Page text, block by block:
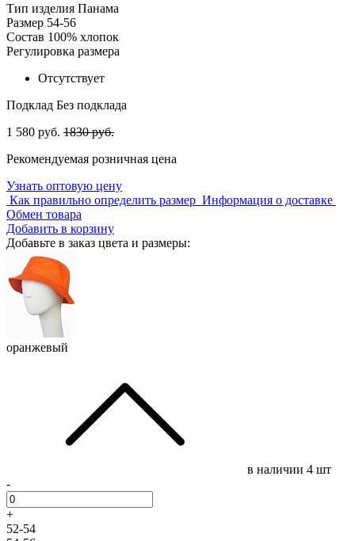
Тип изделия Панама
Размер 54-56
Состав 100% хлопок
Регулировка размера
Отсутствует
Подклад Без подклада
1 580 руб. 1830 руб.
Рекомендуемая розничная цена
Узнать оптовую цену
Как правильно определить размер Информация о доставке
Обмен товара
Добавить в корзину
Добавьте в заказ цвета и размеры:
оранжевый
в наличии 4 шт
-
+
52-54